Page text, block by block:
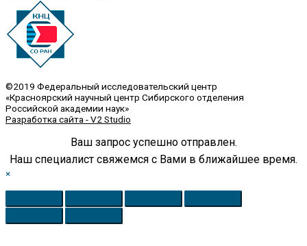
©2019 Федеральный исследовательский центр
«Красноярский научный центр Сибирского отделения
Российской академии наук»
Разработка сайта - V2 Studio
Ваш запрос успешно отправлен.
Наш специалист свяжемся с Вами в ближайшее время.
×